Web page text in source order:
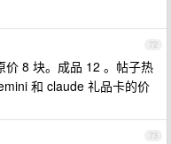
72
价 8 块。成品 12 。帖子热
和 claude 礼品卡的价
73